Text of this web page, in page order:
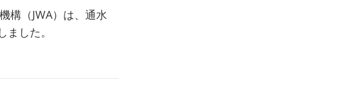
構（JWA）は、通水
した。